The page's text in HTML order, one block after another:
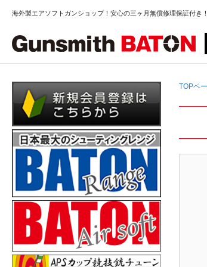
海外製エアソフトガンショップ！安心の三ヶ月無償修理保証付き！
TOPペ